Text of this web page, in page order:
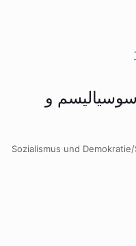
و
Sozialismus und